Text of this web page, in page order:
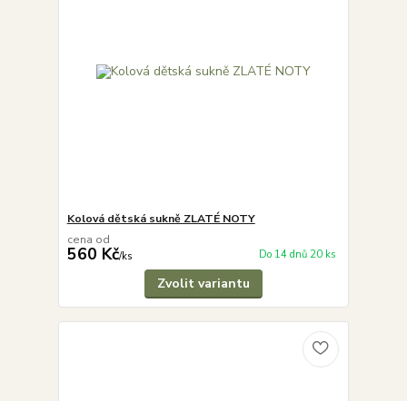
Kolová dětská sukně ZLATÉ NOTY
cena od
560 Kč/ks Do 14 dnů 20 ks
Zvolit variantu